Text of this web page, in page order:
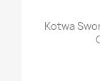
Kotwa